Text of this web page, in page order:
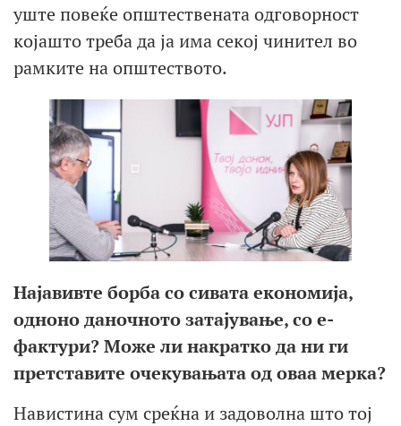
уште повеќе општествената одговорност
којашто треба да ја има секој чинител во
рамките на општеството.
Најавивте борба со сивата економија,
одноно даночното затајување,со е-
фактури? Може ли накратко да ни ги
претставите очекувањата од оваа мерка?
Навистина сум среќна и задоволна што тој